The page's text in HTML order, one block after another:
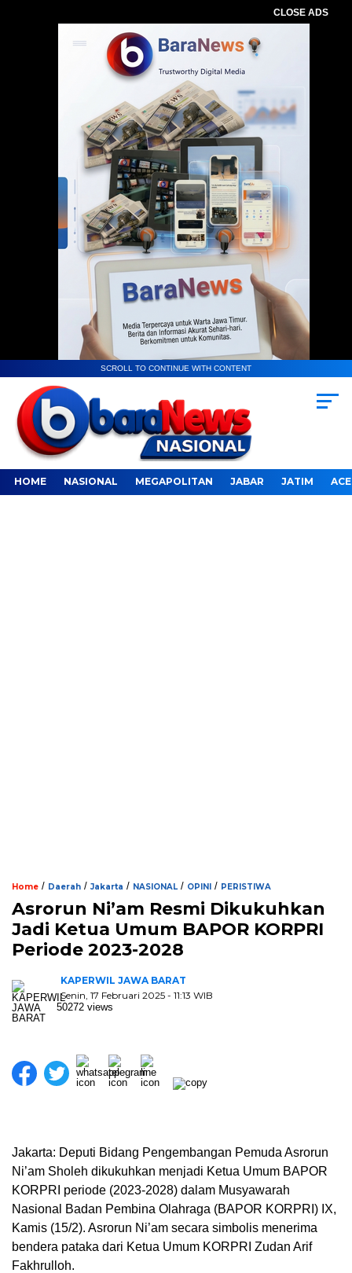
CLOSE ADS
SCROLL TO CONTINUE WITH CONTENT
HOME NASIONAL MEGAPOLITAN JABAR JATIM
Home / Daerah / Jakarta / NASIONAL / OPINI / PERISTIWA
Asrorun Ni’am Resmi Dikukuhkan
Jadi Ketua Umum BAPOR KORPRI
Periode 2023-2028
KAPERWIL JAWA BARAT
Senin, 17 Februari 2025 - 11:13 WIB
50272 views
Jakarta: Deputi Bidang Pengembangan Pemuda Asrorun
Ni’am Sholeh dikukuhkan menjadi Ketua Umum BAPOR
KORPRI periode (2023-2028) dalam Musyawarah
Nasional Badan Pembina Olahraga (BAPOR KORPRI) IX,
Kamis (15/2). Asrorun Ni’am secara simbolis menerima
bendera pataka dari Ketua Umum KORPRI Zudan Arif
Fakhrulloh.